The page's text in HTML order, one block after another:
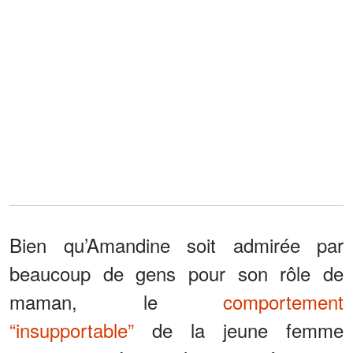
Bien qu’Amandine soit admirée par
beaucoup de gens pour son rôle de
maman, le comportement
“insupportable” de la jeune femme